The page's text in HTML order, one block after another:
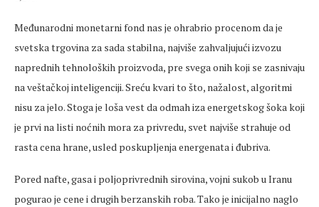
Međunarodni monetarni fond nas je ohrabrio procenom da je
svetska trgovina za sada stabilna, najviše zahvaljujući izvozu
naprednih tehnoloških proizvoda, pre svega onih koji se zasnivaju
na veštačkoj inteligenciji. Sreću kvari to što, nažalost, algoritmi
nisu za jelo. Stoga je loša vest da odmah iza energetskog šoka koji
je prvi na listi noćnih mora za privredu, svet najviše strahuje od
rasta cena hrane, usled poskupljenja energenata i đubriva.
Pored nafte, gasa i poljoprivrednih sirovina, vojni sukob u Iranu
pogurao je cene i drugih berzanskih roba. Tako je inicijalno naglo